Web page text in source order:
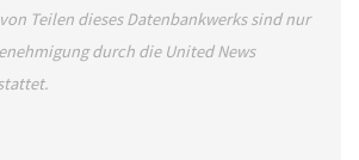
Teilen dieses Datenbankwerks sind nur
durch die United News